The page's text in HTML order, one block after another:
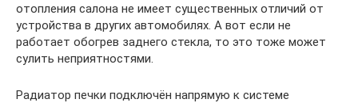
отопления салона не имеет существенных отличий от
устройства в других автомобилях. А вот если не
работает обогрев заднего стекла, то это тоже может
сулить неприятностями.
Радиатор печки подключён напрямую к системе